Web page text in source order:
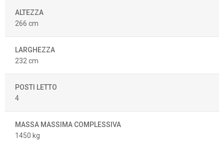
ALTEZZA
266 cm
LARGHEZZA
232 cm
POSTI LETTO
4
MASSA MASSIMA COMPLESSIVA
1450 kg